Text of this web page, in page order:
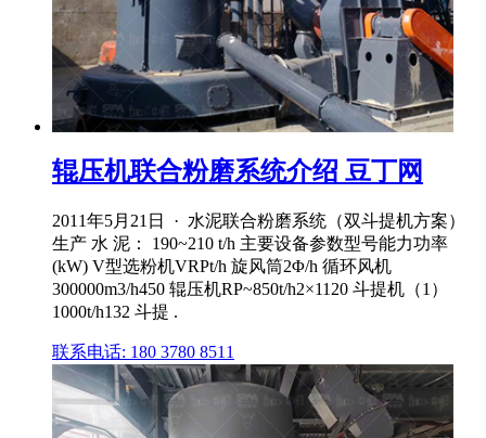
辊压机联合粉磨系统介绍 豆丁网
2011年5月21日 · 水泥联合粉磨系统（双斗提机方案）
生产 水 泥： 190~210 t/h 主要设备参数型号能力功率
(kW) V型选粉机VRPt/h 旋风筒2Φ/h 循环风机
300000m3/h450 辊压机RP~850t/h2×1120 斗提机（1）
1000t/h132 斗提 .
联系电话: 180 3780 8511